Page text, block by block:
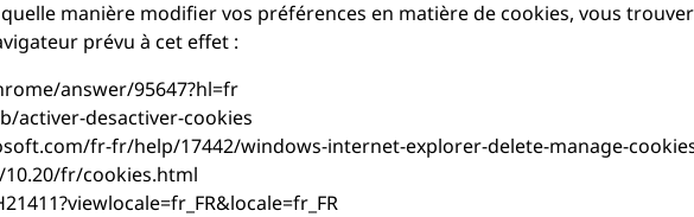
manière modifier vos préférences en matière de cookies, vous
prévu à cet effet :
answer/95647?hl=fr
activer-desactiver-cookies
fr-fr/help/17442/windows-internet-explorer-delete-manage-
fr/cookies.html